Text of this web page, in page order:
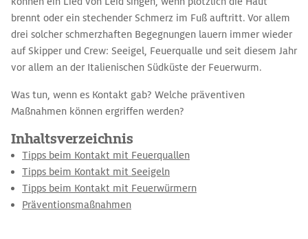
brennt oder ein stechender Schmerz im Fuß auftritt. Vor allem
drei solcher schmerzhaften Begegnungen lauern immer wieder
auf Skipper und Crew: Seeigel, Feuerqualle und seit diesem Jahr
vor allem an der Italienischen Südküste der Feuerwurm.
Was tun, wenn es Kontakt gab? Welche präventiven
Maßnahmen können ergriffen werden?
Inhaltsverzeichnis
Tipps beim Kontakt mit Feuerquallen
Tipps beim Kontakt mit Seeigeln
Tipps beim Kontakt mit Feuerwürmern
Präventionsmaßnahmen